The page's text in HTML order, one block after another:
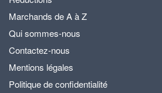
Marchands de A à Z
Qui sommes-nous
Contactez-nous
Mentions légales
Politique de confidentialité